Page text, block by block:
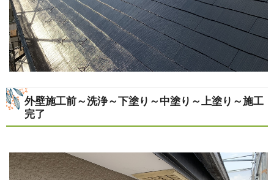
外壁施工前～洗浄～下塗り～中塗り～上塗り～施工
完了